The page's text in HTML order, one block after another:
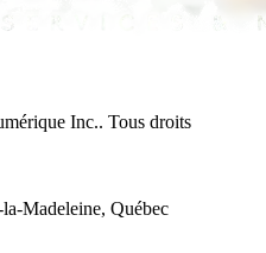
Inc.. Tous droits
Madeleine, Québec